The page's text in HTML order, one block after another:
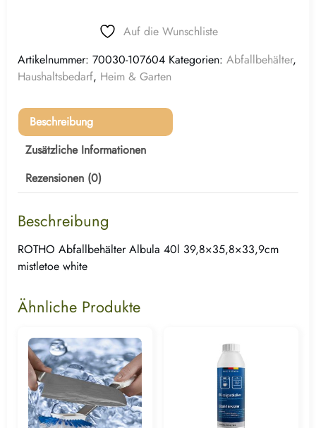
Auf die Wunschliste
Artikelnummer: 70030-107604 Kategorien: Abfallbehälter,
Haushaltsbedarf, Heim & Garten
Beschreibung
Zusätzliche Informationen
Rezensionen (0)
Beschreibung
ROTHO Abfallbehälter Albula 40l 39,8×35,8×33,9cm
mistletoe white
Ähnliche Produkte